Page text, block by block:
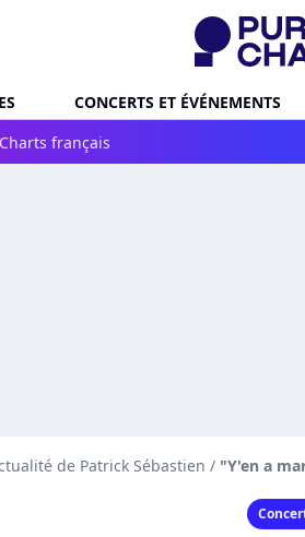
CONCERTS ET ÉVÉNEMENTS
Charts français
de Patrick Sébastien / "Y'en a